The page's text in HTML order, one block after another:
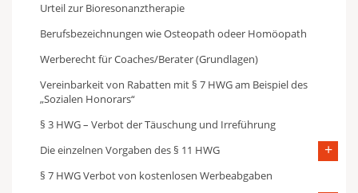
Urteil zur Bioresonanztherapie
Berufsbezeichnungen wie Osteopath odeer Homöopath
Werberecht für Coaches/Berater (Grundlagen)
Vereinbarkeit von Rabatten mit § 7 HWG am Beispiel des
„Sozialen Honorars“
§ 3 HWG – Verbot der Täuschung und Irreführung
Die einzelnen Vorgaben des § 11 HWG
§ 7 HWG Verbot von kostenlosen Werbeabgaben